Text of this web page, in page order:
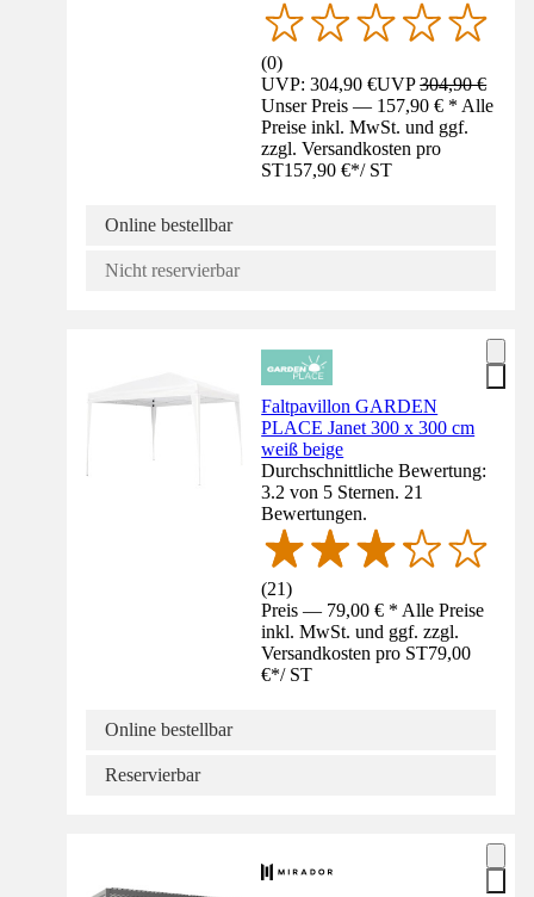
(0)
UVP: 304,90 €UVP304,90 €
Unser Preis — 157,90 € * Alle
Preise inkl. MwSt. und ggf.
zzgl. Versandkosten pro
ST157,90 €*/ ST
Online bestellbar
Nicht reservierbar
Faltpavillon GARDEN
PLACE Janet 300 x 300 cm
weiß beige
Durchschnittliche Bewertung:
3.2 von 5 Sternen. 21
Bewertungen.
(21)
Preis — 79,00 € * Alle Preise
inkl. MwSt. und ggf. zzgl.
Versandkosten pro ST79,00
€*/ ST
Online bestellbar
Reservierbar